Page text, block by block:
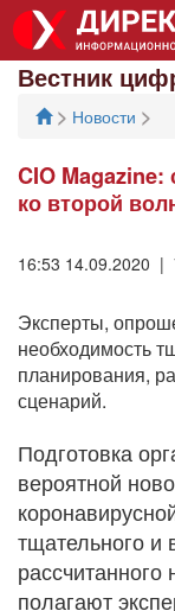
Вестник
> Новости >
CIO Magazine:
ко второй
16:53 14.09.2020 |
Эксперты,
необходимость
планирования,
сценарий.
Подготовка
вероятной
тщательного и
полагают